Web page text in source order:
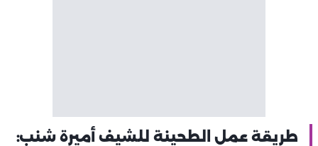
طريقة عمل الطحينة للشيف أميرة شنب: